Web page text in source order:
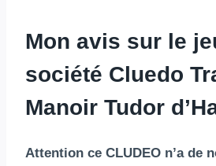
Mon avis sur le
société Cluedo
Manoir Tudor
Attention ce CLUDEO n’a de